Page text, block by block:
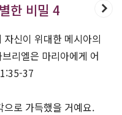
한 비밀 4
신이 위대한 메시아의
리엘은 마리아에게 어
37
로 가득했을 거예요.